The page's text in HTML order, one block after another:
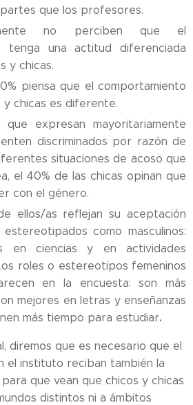
que los profesores.
no perciben que el
tenga una actitud diferenciada
y chicas.
piensa que el comportamiento
y chicas es diferente.
expresan mayoritariamente
discriminados por razón de
situaciones de acoso que
el 40% de las chicas opinan que
con el género.
ellos/as reflejan su aceptación
como masculinos:
en ciencias y en actividades
roles o estereotipos femeninos
en la encuesta: son más
mejores en letras y enseñanzas
más tiempo para estudiar.
diremos que es necesario que el
el instituto reciban también la
que vean que chicos y chicas
distintos ni a ámbitos